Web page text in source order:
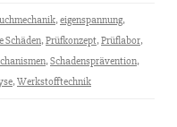
,eigenspannung,
Schäden,Prüfkonzept,Prüflabor,
,Schadensprävention,
,Werkstofftechnik